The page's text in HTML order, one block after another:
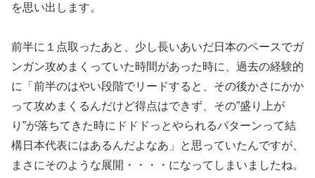
を思い出します。
前半に１点取ったあと、少し長いあいだ日本のペースでガ
ンガン攻めまくっていた時間があった時に、過去の経験的
に「前半のはやい段階でリードすると、その後かさにかか
って攻めまくるんだけど得点はできず、その”盛り上が
り”が落ちてきた時にドドドっとやられるパターンって結
構日本代表にはあるんだよなあ」と思っていたんですが、
まさにそのような展開・・・・になってしまいましたね。